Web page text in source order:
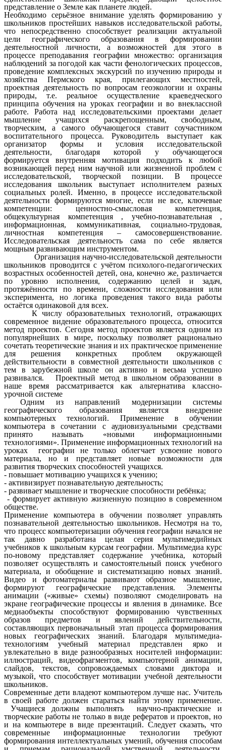
представление о Земле как планете людей.
Необходимо серьёзное внимание уделять формированию у
школьников простейших навыков исследовательской работы,
что непосредственно способствует реализации актуальной
цели географического образования в формировании
деятельностной личности, а возможностей для этого в
процессе преподавания географии множество: организация
наблюдений за погодой как части фенологических процессов,
проведение комплексных экскурсий по изучению природы и
хозяйства Пермского края, прилегающих местностей,
проектная деятельность по вопросам геоэкологии и охраны
природы, т.е. реальное осуществление краеведческого
принципа обучения на уроках географии и во внеклассной
работе. Работа над исследовательскими проектами делает
мышление учащихся раскрепощенным, свободным,
творческим, а самого обучающегося ставит соучастником
воспитательного процесса. Руководитель выступает как
организатор формы и условия исследовательской
деятельности, благодаря которой у обучающегося
формируется внутренняя мотивация подходить к любой
возникающей перед ним научной или жизненной проблем с
исследовательской, творческой позиции. В процессе
исследования школьник выступает исполнителем разных
социальных ролей. Именно, в процессе исследовательской
деятельности формируются многие, если не все, ключевые
компетенции: ценностно-смысловая компетенция,
общекультурная компетенция , учебно-познавательная ,
информационная, коммуникативная, социально-трудовая,
личностная компетенция – самосовершенствование.
Исследовательская деятельность сама по себе является
мощным развивающим инструментом.
Организация научно-исследовательской деятельности
школьников проводится с учётом психолого-педагогических
возрастных особенностей детей, она, конечно же, различается
по уровню исполнения, содержанию целей и задач,
протяжённости по времени, сложности исследования или
эксперимента, но логика проведения такого вида работы
остаётся одинаковой для всех.
К числу образовательных технологий, отражающих
современное видение образовательного процесса, относится
метод проектов. Сегодня метод проектов является одним из
популярнейших в мире, поскольку позволяет рационально
сочетать теоретические знания и их практическое применение
для решения конкретных проблем окружающей
действительности в совместной деятельности школьников с
тем в зарубежной школе он активно и весьма успешно
развивался. Проектный метод в школьном образовании в
наше время рассматривается как альтернатива классно-
урочной системе
Одним из направлений модернизации системы
географического образования является внедрение
компьютерных технологий. Применение в обучении
компьютера в сочетании с аудиовизуальными средствами
принято называть «новыми информационными
технологиями». Применение информационных технологий на
уроках географии не только облегчает усвоение нового
материала, но и представляет новые возможности для
развития творческих способностей учащихся.
- повышает мотивацию учащихся к учению;
- активизирует познавательную деятельность;
- развивает мышление и творческие способности ребёнка;
- формирует активную жизненную позицию в современном
обществе.
Применение компьютера в обучении позволяет управлять
познавательной деятельностью школьников. Несмотря на то,
что процесс компьютеризации обучения географии начался не
так давно разработана целая серия мультимедийных
учебников к школьным курсам географии. Мультимедиа курс
по-новому представляет содержание учебника, который
позволяет осуществлять и самостоятельный поиск учебного
материала, и обобщение и систематизацию новых знаний.
Видео и фотоматериалы развивают образное мышление,
формируют географические представления. Элементы
анимации («живые» схемы) позволяют смоделировать на
экране географические процессы и явления в динамике. Все
медиаобъекты способствуют формированию чувственных
образов предметов и явлений действительности,
составляющих первоначальный этап процесса формирования
новых географических знаний. Благодаря мультимедиа-
технологиям учебный материал представлен ярко и
увлекательно в виде разнообразных носителей информации:
иллюстраций, видеофрагментов, компьютерной анимации,
слайдов, текстов, сопровождаемых словами диктора и
музыкой, что способствует мотивации учебной деятельности
школьников.
Современные дети владеют компьютером лучше нас. Учитель
в своей работе должен стараться найти этому применение.
Учащиеся должны выполнять научно-практические и
творческие работы не только в виде рефератов и проектов, но
и на компьютере в виде презентаций. Следует сказать, что
современные информационные технологии требуют
формирования интеллектуальных умений, обучения способам